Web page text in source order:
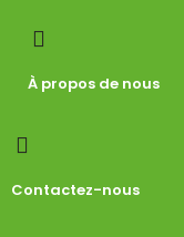
À propos de nous
Contactez-nous